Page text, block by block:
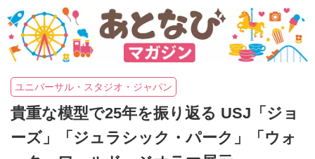
ユニバーサル・スタジオ・ジャパン
貴重な模型で25年を振り返る USJ「ジョ
ーズ」「ジュラシック・パーク」「ウォ